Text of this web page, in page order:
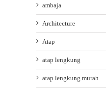
ambaja
Architecture
Atap
atap lengkung
atap lengkung murah